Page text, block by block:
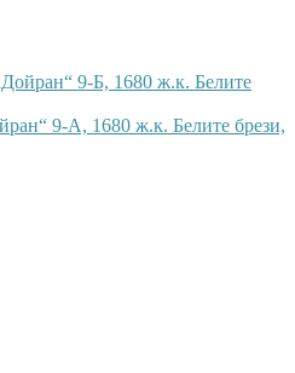
9-Б, 1680 ж.к. Белите
9-А, 1680 ж.к. Белите брези,